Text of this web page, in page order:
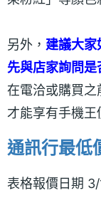
另外， 建議大家
先與店家詢問
在電洽或購買之
才能享有手機王
通訊行最低
表格報價日期 3/